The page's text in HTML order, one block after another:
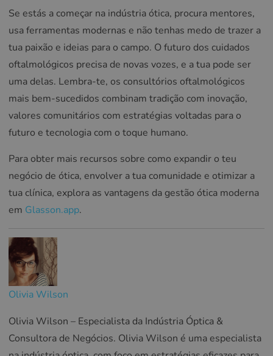
Se estás a começar na indústria ótica, procura mentores,
usa ferramentas modernas e não tenhas medo de trazer a
tua paixão e ideias para o campo. O futuro dos cuidados
oftalmológicos precisa de novas vozes, e a tua pode ser
uma delas. Lembra-te, os consultórios oftalmológicos
mais bem-sucedidos combinam tradição com inovação,
valores comunitários com estratégias voltadas para o
futuro e tecnologia com o toque humano.
Para obter mais recursos sobre como expandir o teu
negócio de ótica, envolver a tua comunidade e otimizar a
tua clínica, explora as vantagens da gestão ótica moderna
em Glasson.app.
Olivia Wilson
Olivia Wilson – Especialista da Indústria Óptica &
Consultora de Negócios. Olivia Wilson é uma especialista